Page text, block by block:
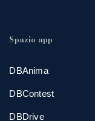
Spazio app
DBAnima
DBContest
DBDrive